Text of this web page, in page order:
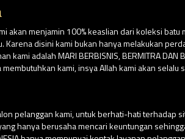
akan menjamin 100% keaslian dari koleksi batu
disini kami bukan hanya melakukan
adalah MARI BERBISNIS, BERMITRA
kami, insya Allah kami akan selalu
pelanggan kami, untuk berhati-hati terhadap
hanya berusaha mencari keuntungan